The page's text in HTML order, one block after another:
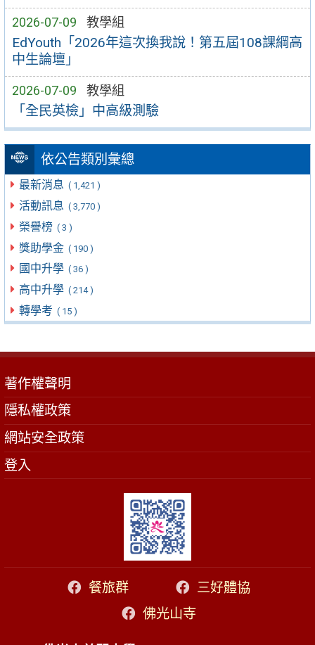
2026-07-09 教學組
EdYouth「2026年這次換我說！第五屆108課綱高
中生論壇」
2026-07-09 教學組
「全民英檢」中高級測驗
依公告類別彙總
最新消息 ( 1,421 )
活動訊息 ( 3,770 )
榮譽榜 ( 3 )
獎助學金 ( 190 )
國中升學 ( 36 )
高中升學 ( 214 )
轉學考 ( 15 )
著作權聲明
隱私權政策
網站安全政策
登入
餐旅群
三好體協
佛光山寺